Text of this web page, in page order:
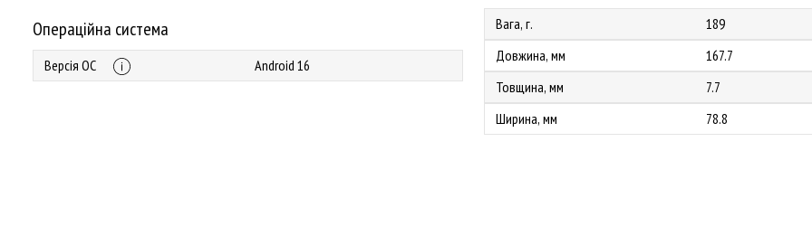
Операційна система
Версія ОС Android 16
Вага, г.
189
Довжина, мм
167.7
Товщина, мм
7.7
Ширина, мм
78.8